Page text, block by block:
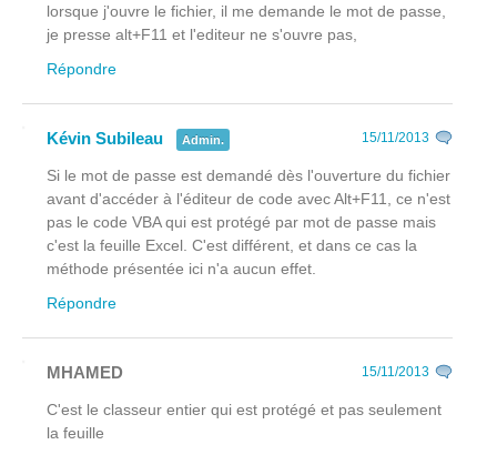
lorsque j'ouvre le fichier, il me demande le mot de passe,
je presse alt+F11 et l'editeur ne s'ouvre pas,
Répondre
Kévin Subileau Admin. 15/11/2013
Si le mot de passe est demandé dès l'ouverture du fichier
avant d'accéder à l'éditeur de code avec Alt+F11, ce n'est
pas le code VBA qui est protégé par mot de passe mais
c'est la feuille Excel. C'est différent, et dans ce cas la
méthode présentée ici n'a aucun effet.
Répondre
MHAMED 15/11/2013
C'est le classeur entier qui est protégé et pas seulement
la feuille